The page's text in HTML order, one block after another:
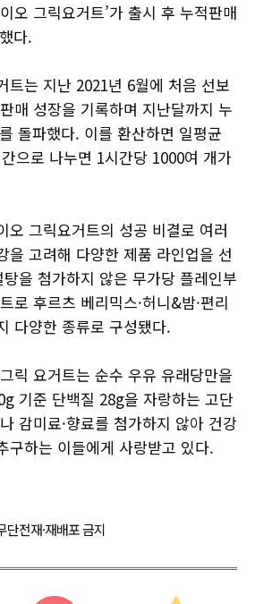
오 그릭요거트’가 출시 후 누적판매
다.
트는 지난 2021년 6월에 처음 선보
매 성장을 기록하며 지난달까지 누
돌파했다. 이를 환산하면 일평균
으로 나누면 1시간당 1000여 개가
오 그릭요거트의 성공 비결로 여러
을 고려해 다양한 제품 라인업을 선
을 첨가하지 않은 무가당 플레인부
로 후르츠 베리믹스·허니&밤·편리
다양한 종류로 구성됐다.
릭 요거트는 순수 우유 유래당만을
기준 단백질 28g을 자랑하는 고단
감미료·향료를 첨가하지 않아 건강
구하는 이들에게 사랑받고 있다.
전재·재배포 금지